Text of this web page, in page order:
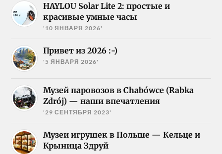
HAYLOU Solar Lite 2: простые и
красивые умные часы
'10 ЯНВАРЯ 2026'
Привет из 2026 :-)
'5 ЯНВАРЯ 2026'
Музей паровозов в Chabówce (Rabka
Zdrój) — наши впечатления
'29 СЕНТЯБРЯ 2023'
Музеи игрушек в Польше — Кельце и
Крыница Здруй